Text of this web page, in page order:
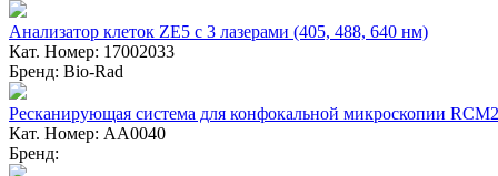
Анализатор клеток ZE5 с 3 лазерами (405, 488, 640 нм)
Кат. Номер: 17002033
Бренд: Bio-Rad
Ресканирующая система для конфокальной микроскопии
Кат. Номер: AA0040
Бренд: